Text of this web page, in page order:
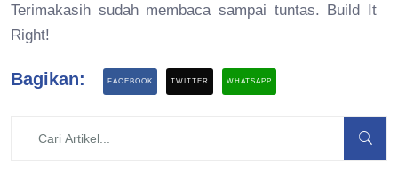
Terimakasih sudah membaca sampai tuntas. Build It
Right!
Bagikan: FACEBOOK TWITTER WHATSAPP